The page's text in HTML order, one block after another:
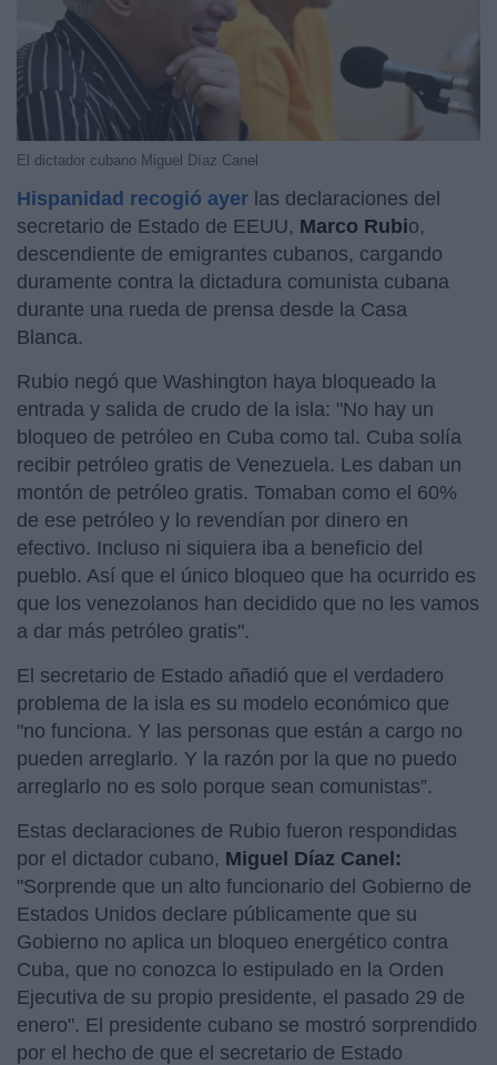
El dictador cubano Miguel Díaz Canel
Hispanidad recogió ayer las declaraciones del
secretario de Estado de EEUU, Marco Rubio,
descendiente de emigrantes cubanos, cargando
duramente contra la dictadura comunista cubana
durante una rueda de prensa desde la Casa
Blanca.
Rubio negó que Washington haya bloqueado la
entrada y salida de crudo de la isla: "No hay un
bloqueo de petróleo en Cuba como tal. Cuba solía
recibir petróleo gratis de Venezuela. Les daban un
montón de petróleo gratis. Tomaban como el 60%
de ese petróleo y lo revendían por dinero en
efectivo. Incluso ni siquiera iba a beneficio del
pueblo. Así que el único bloqueo que ha ocurrido es
que los venezolanos han decidido que no les vamos
a dar más petróleo gratis".
El secretario de Estado añadió que el verdadero
problema de la isla es su modelo económico que
"no funciona. Y las personas que están a cargo no
pueden arreglarlo. Y la razón por la que no puedo
arreglarlo no es solo porque sean comunistas”.
Estas declaraciones de Rubio fueron respondidas
por el dictador cubano, Miguel Díaz Canel:
"Sorprende que un alto funcionario del Gobierno de
Estados Unidos declare públicamente que su
Gobierno no aplica un bloqueo energético contra
Cuba, que no conozca lo estipulado en la Orden
Ejecutiva de su propio presidente, el pasado 29 de
enero". El presidente cubano se mostró sorprendido
por el hecho de que el secretario de Estado